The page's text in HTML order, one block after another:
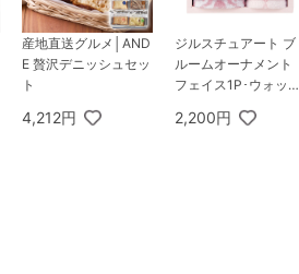
産地直送グルメ│AND
E 贅沢デニッシュセッ
ト
4,212円
ジルスチュアート ブ
ルームオーナメント
フェイス1P･ウォッシ
2,200円